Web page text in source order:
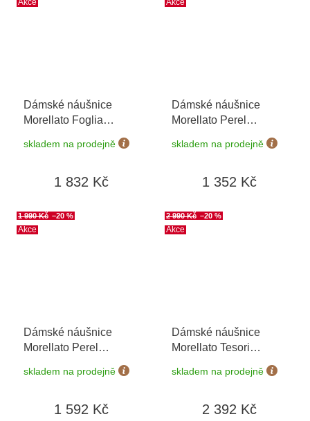
Akce
Dámské náušnice
Morellato Foglia
skladem na prodejně
1 832 Kč
Akce
Dámské náušnice
Morellato Perel
skladem na prodejně
1 352 Kč
Akce
1 990 Kč –20 %
Dámské náušnice
Morellato Perel
skladem na prodejně
1 592 Kč
Akce
2 990 Kč –20 %
Dámské náušnice
Morellato Tesori
skladem na prodejně
2 392 Kč